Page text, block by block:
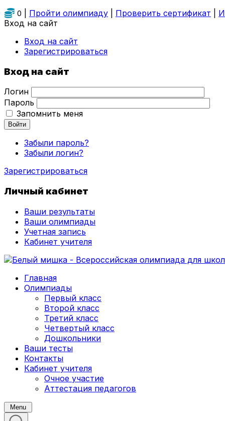
0 Пройти олимпиаду Проверить сертификат
Вход на сайт
Вход на сайт
Зарегистрироваться
Вход на сайт
Логин
Пароль
Запомнить меня
Войти
Забыли пароль?
Забыли логин?
Зарегистрироваться
Личный кабинет
Ваши результаты
Ваши олимпиады
Учетная запись
Кабинет учителя
Главная
Олимпиады
Первый класс
Второй класс
Третий класс
Четвертый класс
Дошкольники
Ваши тесты
Контакты
Кабинет учителя
Очное участие
Аттестация педагогов
Menu